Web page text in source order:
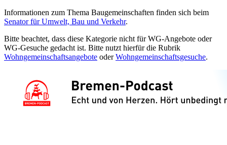
Informationen zum Thema Baugemeinschaften finden sich beim
Senator für Umwelt, Bau und Verkehr.
Bitte beachtet, dass diese Kategorie nicht für WG-Angebote oder
WG-Gesuche gedacht ist. Bitte nutzt hierfür die Rubrik
Wohngemeinschaftsangebote oderWohngemeinschaftsgesuche.